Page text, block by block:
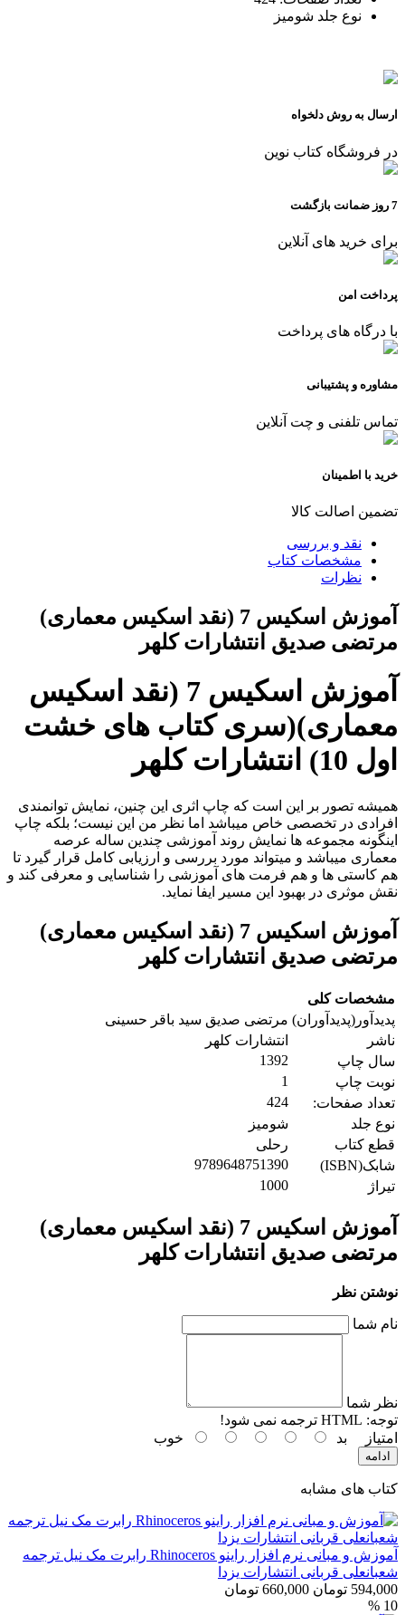
نوع جلد شومیز
ارسال به روش دلخواه
در فروشگاه کتاب نوین
7 روز ضمانت بازگشت
برای خرید های آنلاین
پرداخت امن
با درگاه های پرداخت
مشاوره و پشتیبانی
تماس تلفنی و چت آنلاین
خرید با اطمینان
تضمین اصالت کالا
نقد و بررسی
مشخصات کتاب
نظرات
آموزش اسکیس 7 (نقد اسکیس معماری)
مرتضی صدیق انتشارات کلهر
آموزش اسکیس 7 (نقد اسکیس
معماری)(سری کتاب های خشت
اول 10) انتشارات کلهر
همیشه تصور بر این است که چاپ اثری این چنین، نمایش توانمندی
افرادی در تخصصی خاص میباشد اما نظر من این نیست؛ بلکه چاپ
اینگونه مجموعه ها نمایش روند آموزشی چندین ساله عرصه
معماری میباشد و میتواند مورد بررسی و ارزیابی کامل قرار گیرد تا
هم کاستی ها و هم فرمت های آموزشی را شناسایی و معرفی کند و
نقش موثری در بهبود این مسیر ایفا نماید.
آموزش اسکیس 7 (نقد اسکیس معماری)
مرتضی صدیق انتشارات کلهر
مشخصات کلی
پدیدآور(پدیدآوران) مرتضی صدیق سید باقر حسینی
ناشر
انتشارات کلهر
سال چاپ
1392
نوبت چاپ
1
تعداد صفحات:
424
نوع جلد
شومیز
قطع کتاب
رحلی
شابک(ISBN)
9789648751390
تیراژ
1000
آموزش اسکیس 7 (نقد اسکیس معماری)
مرتضی صدیق انتشارات کلهر
نوشتن نظر
نام شما
نظر شما
توجه:
امتیاز
بد خوب
ادامه
کتاب های مشابه
آموزش و مبانی نرم افزار راینو Rhinoceros رابرت مک نیل ترجمه
شعبانعلی قربانی انتشارات یزدا
594,000 تومان
660,000 تومان
10 %